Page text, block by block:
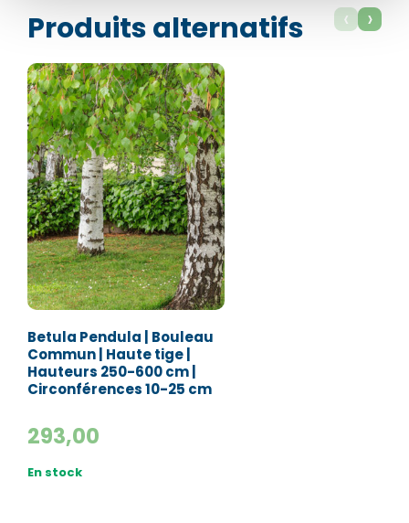
Produits alternatifs
Betula Pendula | Bouleau
Commun | Haute tige |
Hauteurs 250-600 cm |
Circonférences 10-25 cm
293,00
En stock
‹ ›
Numéro de téléphone*
E-mail:*
Valider
Numéro de téléphone*
E-mail:*
Valider